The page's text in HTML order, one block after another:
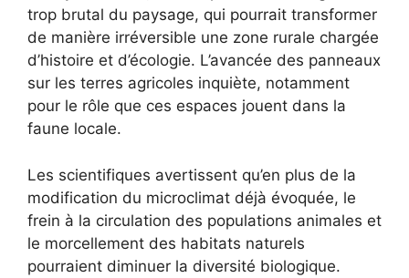
trop brutal du paysage, qui pourrait transformer
de manière irréversible une zone rurale chargée
d’histoire et d’écologie. L’avancée des panneaux
sur les terres agricoles inquiète, notamment
pour le rôle que ces espaces jouent dans la
faune locale.
Les scientifiques avertissent qu’en plus de la
modification du microclimat déjà évoquée, le
frein à la circulation des populations animales et
le morcellement des habitats naturels
pourraient diminuer la diversité biologique.